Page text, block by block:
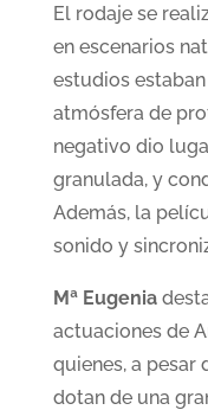
El rodaje se
en escenarios
estudios
atmósfera de
negativo dio
granulada, y
Además, la
sonido y
Mª Eugenia
actuaciones de
quienes, a pesar
dotan de una